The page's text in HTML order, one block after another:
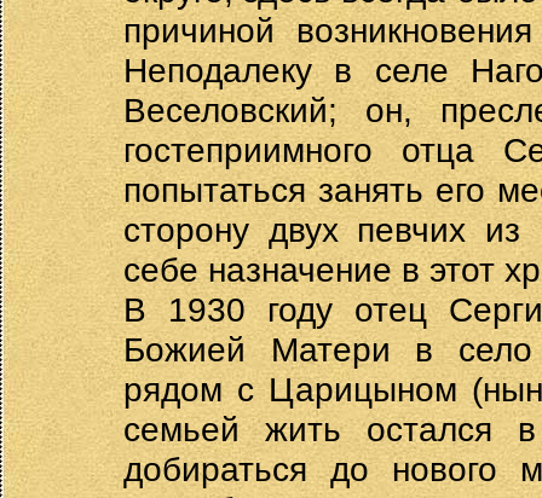
причиной
Неподалеку в селе
Веселовский; он,
гостеприимного отца
попытаться занять его
сторону двух певчих из
себе назначение в этот
В 1930 году отец
Божией Матери в село
рядом с Царицыном
семьей жить
добираться до нового